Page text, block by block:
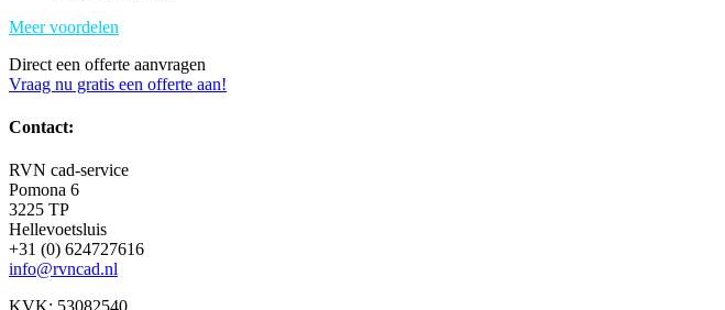
Meer voordelen
Direct een offerte aanvragen
Vraag nu gratis een offerte aan!
Contact:
RVN cad-service
Pomona 6
3225 TP
Hellevoetsluis
+31 (0) 624727616
info@rvncad.nl